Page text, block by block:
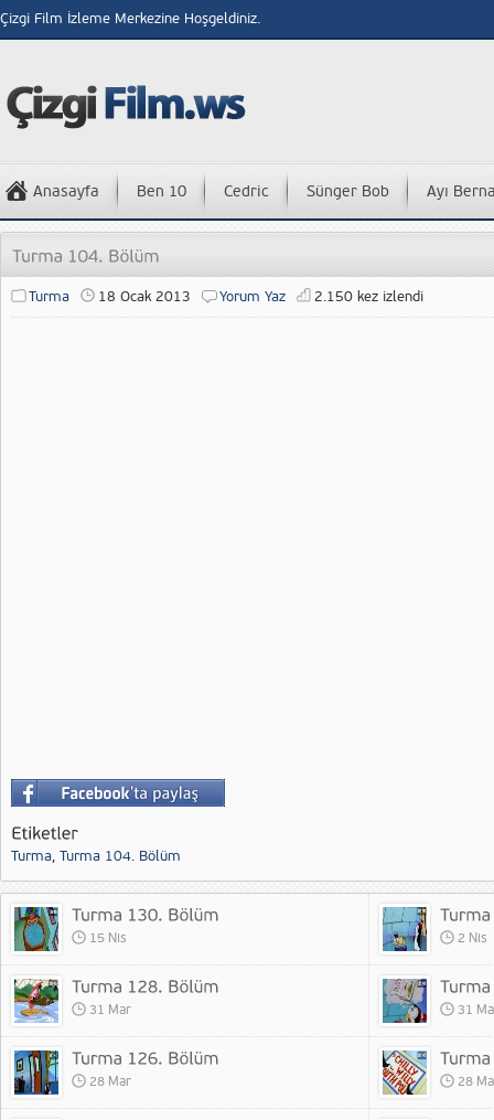
Çizgi Film İzleme Merkezine Hoşgeldiniz.
Anasayfa Ben 10 Cedric Sünger Bob Ayı
Turma 18 Ocak 2013 Yorum Yaz 2.150 kez izlendi
Turma, Turma 104. Bölüm
15 Nis 2 Nis
31 Mar 31
28 Mar 28